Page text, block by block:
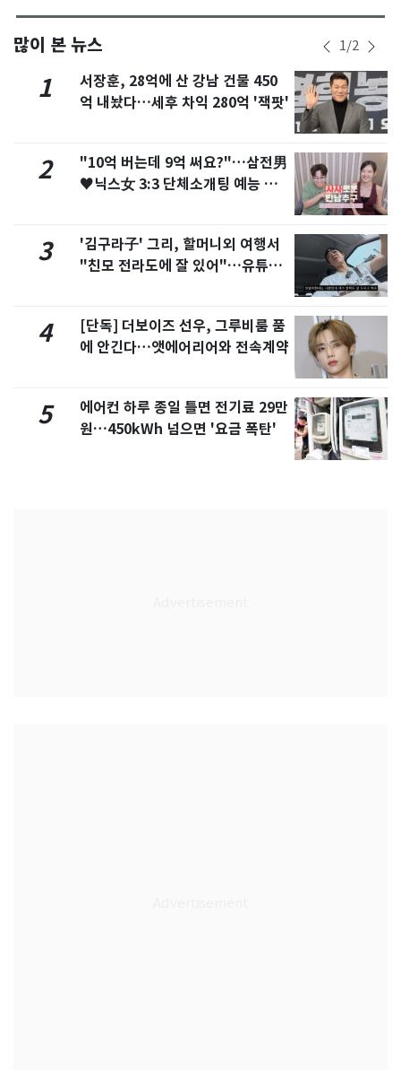
많이 본 뉴스 1/2
1
서장훈, 28억에 산 강남 건물 450
억 내놨다…세후 차익 280억 '잭팟'
2
"10억 버는데 9억 써요?"…삼전男
♥닉스女 3:3 단체소개팅 예능 화
3
'김구라子' 그리, 할머니외 여행서
"친모 전라도에 잘 있어"…유튜브
4
[단독] 더보이즈 선우, 그루비룸 품
에 안긴다…앳에어리어와 전속계약
5
에어컨 하루 종일 틀면 전기료 29만
원…450kWh 넘으면 '요금 폭탄'